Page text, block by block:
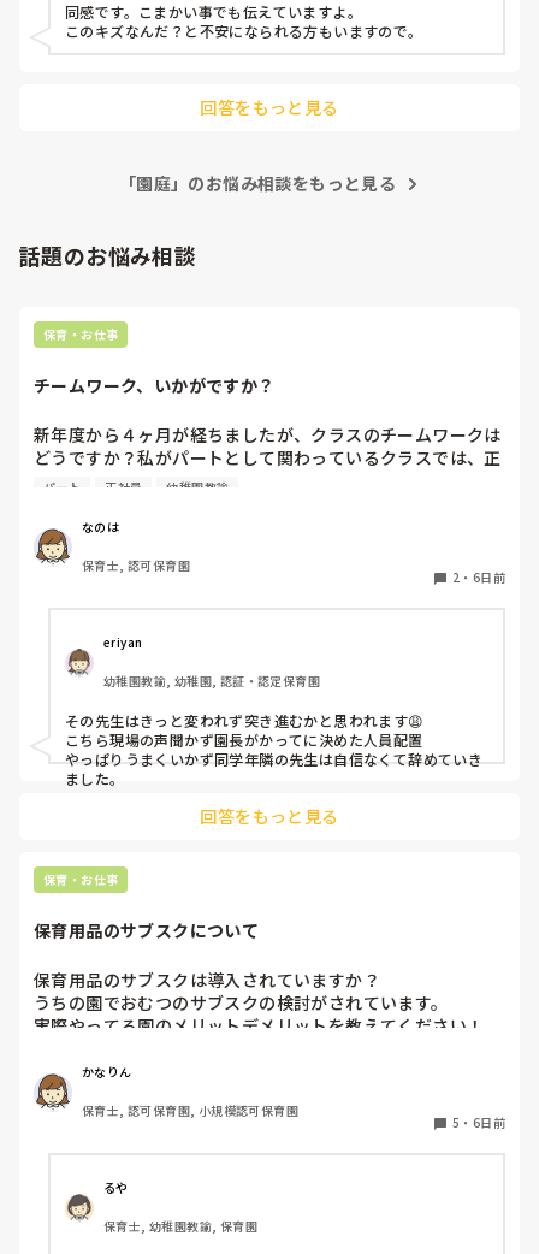
同感です。こまかい事でも伝えていますよ。
このキズなんだ？と不安になられる方もいますので。
回答をもっと見る
「園庭」のお悩み相談をもっと見る
話題のお悩み相談
保育・お仕事
チームワーク、いかがですか？
新年度から４ヶ月が経ちましたが、クラスのチームワークは
どうですか？私がパートとして関わっているクラスでは、正
社員の連携が取れておらずギクシャクしています。ボス的な
という形です。もう少しチーム保育が出来たら肩の力が抜け
て楽なんじゃないかなぁと思います。
パート 正社員 幼稚園教諭
なのは
保育士, 認可保育園
2 ・ 6日前
eriyan
幼稚園教諭, 幼稚園, 認証・認定保育園
その先生はきっと変われず突き進むかと思われます😩
こちら現場の声聞かず園長がかってに決めた人員配置
やっぱりうまくいかず同学年隣の先生は自信なくて辞めていき
ました。
回答をもっと見る
保育・お仕事
保育用品のサブスクについて
保育用品のサブスクは導入されていますか？
うちの園でおむつのサブスクの検討がされています。
実際やってる園のメリットデメリットを教えてください！
かなりん
保育士, 認可保育園, 小規模認可保育園
5 ・ 6日前
るや
保育士, 幼稚園教諭, 保育園